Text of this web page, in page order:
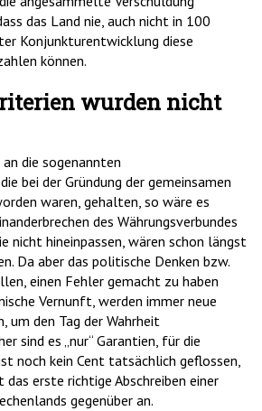
das Land nie, auch nicht in 100
Konjunkturentwicklung diese
können.
wurden nicht
die sogenannten
bei der Gründung der gemeinsamen
waren, gehalten, so wäre es
des Währungsverbundes
nicht hineinpassen, wären schon längst
Da aber das politische Denken bzw.
einen Fehler gemacht zu haben
Vernunft, werden immer neue
um den Tag der Wahrheit
sind es „nur“ Garantien, für die
noch kein Cent tatsächlich geflossen,
erste richtige Abschreiben einer
gegenüber an.